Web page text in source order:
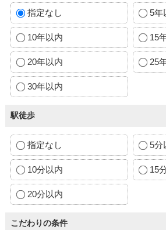
指定なし 5年
10年以内 15
20年以内 25
30年以内
駅徒歩
指定なし 5分
10分以内 15
20分以内
こだわりの条件